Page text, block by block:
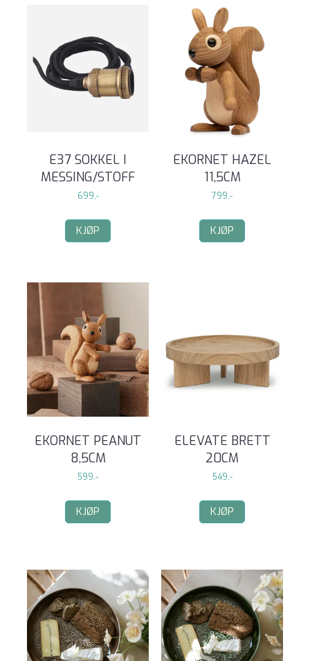
E37 SOKKEL I
MESSING/STOFF
699,-
KJØP
EKORNET HAZEL
11,5CM
799,-
KJØP
EKORNET PEANUT
8,5CM
599,-
KJØP
ELEVATE BRETT
20CM
549,-
KJØP